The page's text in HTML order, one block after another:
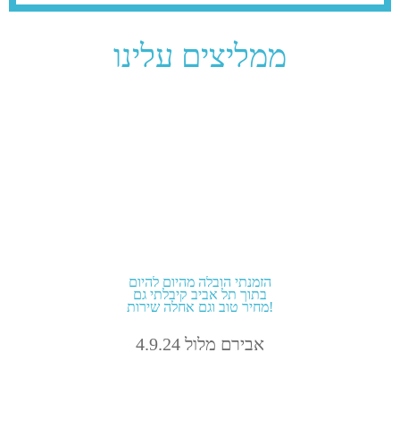
ממליצים עלינו
הזמנתי הובלה מהיום להיום
בתוך תל אביב קיבלתי גם
מחיר טוב וגם אחלה שירות!
אבירם מלול 4.9.24